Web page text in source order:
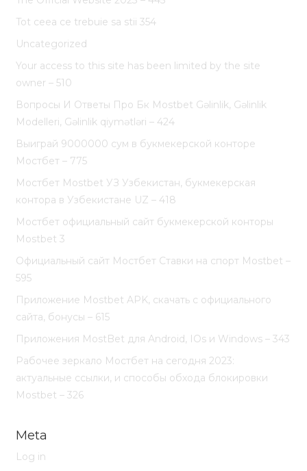
Tot ceea ce trebuie sa stii 354
Uncategorized
Your access to this site has been limited by the site
owner – 510
Вопросы И Ответы Про Бк Mostbet Gəlinlik, Gəlinlik
Modelleri, Gəlinlik qiymətləri – 424
Выиграй 9000000 сум в букмекерской конторе
Мостбет – 775
Мостбет Mostbet УЗ Узбекистан, букмекерская
контора в Узбекистане UZ – 418
Мостбет официальный сайт букмекерской конторы
Mostbet 3
Официальный сайт Мостбет Ставки на спорт Mostbet –
595
Приложение Mostbet APK, скачать с официального
сайта, бонусы – 615
Приложения MostBet для Android, IOs и Windows – 343
Рабочее зеркало Мостбет на сегодня 2023:
актуальные ссылки, и способы обхода блокировки
Mostbet – 326
Meta
Log in